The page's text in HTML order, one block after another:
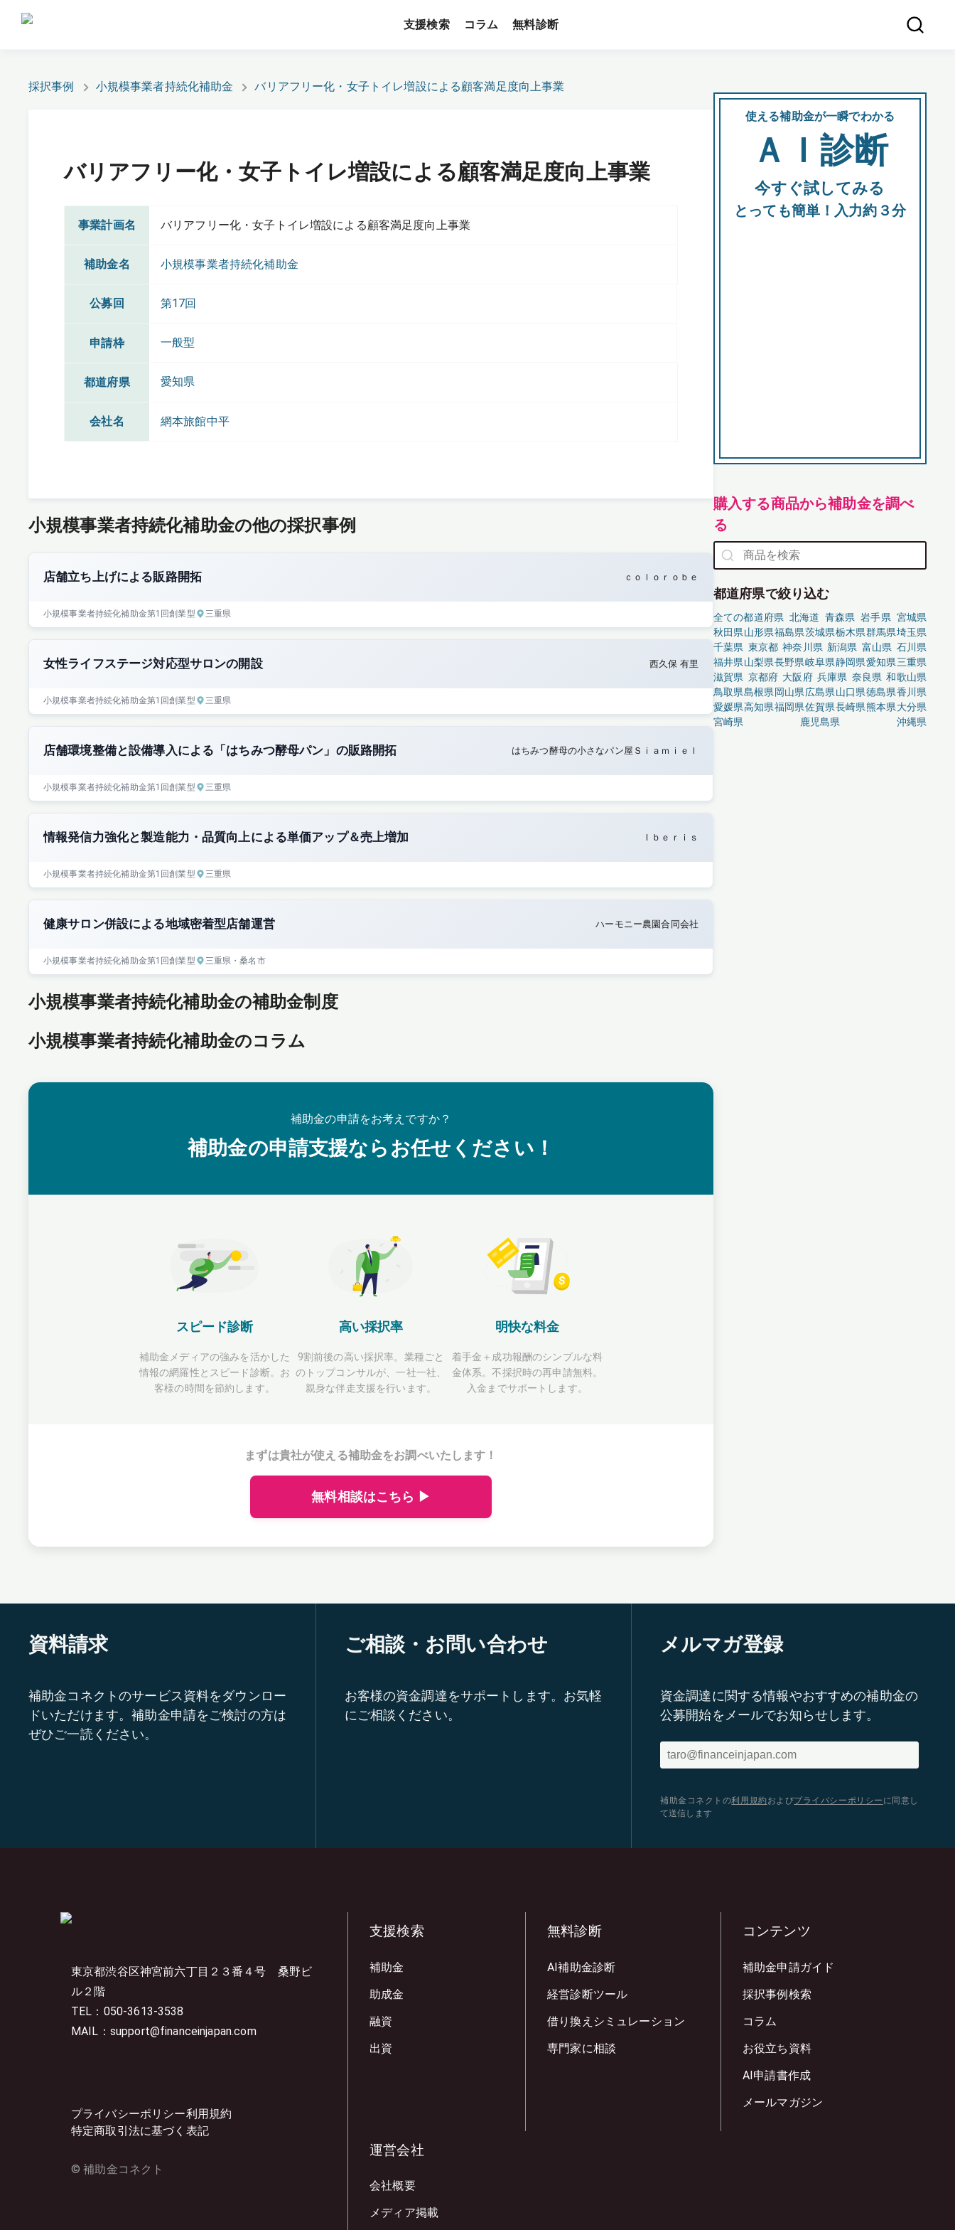
支援検索 コラム 無料診断
採択事例 小規模事業者持続化補助金 バリアフリー化・女子トイレ増設による顧客満足度向上事業
バリアフリー化・女子トイレ増設による顧客満足度向上事業
事業計画名 バリアフリー化・女子トイレ増設による顧客満足度向上事業
補助金名 小規模事業者持続化補助金
公募回 第17回
申請枠 一般型
都道府県 愛知県
会社名 網本旅館中平
小規模事業者持続化補助金の他の採択事例
店舗立ち上げによる販路開拓 ｃｏｌｏｒｏｂｅ
小規模事業者持続化補助金第1回創業型 三重県
女性ライフステージ対応型サロンの開設 西久保 有里
小規模事業者持続化補助金第1回創業型 三重県
店舗環境整備と設備導入による「はちみつ酵母パン」の販路開拓 はちみつ酵母の小さなパン屋Ｓｉａｍｉｅｌ
小規模事業者持続化補助金第1回創業型 三重県
情報発信力強化と製造能力・品質向上による単価アップ＆売上増加 Ｉｂｅｒｉｓ
小規模事業者持続化補助金第1回創業型 三重県
健康サロン併設による地域密着型店舗運営 ハーモニー農園合同会社
小規模事業者持続化補助金第1回創業型 三重県 ・桑名市
小規模事業者持続化補助金の補助金制度
小規模事業者持続化補助金のコラム
補助金の申請をお考えですか？
補助金の申請支援ならお任せください！
スピード診断
補助金メディアの強みを活かした
情報の網羅性とスピード診断。お
客様の時間を節約します。
高い採択率
9割前後の高い採択率。業種ごと
のトップコンサルが、一社一社、
親身な伴走支援を行います。
明快な料金
着手金＋成功報酬のシンプルな料
金体系。不採択時の再申請無料。
入金までサポートします。
まずは貴社が使える補助金をお調べいたします！
無料相談はこちら ▶
使える補助金が一瞬でわかる
ＡＩ診断
今すぐ試してみる
とっても簡単！入力約３分
購入する商品から補助金を調べ
る
都道府県で絞り込む
全ての都道府県 北海道 青森県 岩手県 宮城県
秋田県山形県福島県茨城県栃木県群馬県埼玉県
千葉県 東京都 神奈川県 新潟県 富山県 石川県
福井県山梨県長野県岐阜県静岡県愛知県三重県
滋賀県 京都府 大阪府 兵庫県 奈良県 和歌山県
鳥取県島根県岡山県広島県山口県徳島県香川県
愛媛県高知県福岡県佐賀県長崎県熊本県大分県
宮崎県
鹿児島県 沖縄県
資料請求
補助金コネクトのサービス資料をダウンロー
ドいただけます。補助金申請をご検討の方は
ぜひご一読ください。
ご相談・お問い合わせ
お客様の資金調達をサポートします。お気軽
にご相談ください。
メルマガ登録
資金調達に関する情報やおすすめの補助金の
公募開始をメールでお知らせします。
補助金コネクトの利用規約 およびプライバシーポリシー に同意し
て送信します
東京都渋谷区神宮前六丁目２３番４号 桑野ビ
ル２階
TEL：050-3613-3538
MAIL：support@financeinjapan.com
プライバシーポリシー利用規約
特定商取引法に基づく表記
© 補助金コネクト
支援検索
補助金
助成金
融資
出資
無料診断
AI補助金診断
経営診断ツール
借り換えシミュレーション
専門家に相談
コンテンツ
補助金申請ガイド
採択事例検索
コラム
お役立ち資料
AI申請書作成
メールマガジン
運営会社
会社概要
メディア掲載